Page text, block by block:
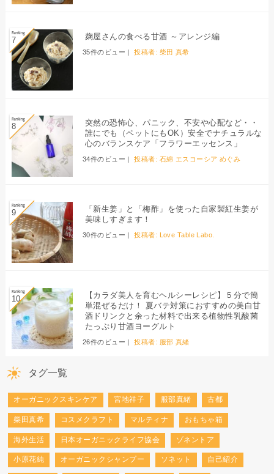
麹屋さんの食べる甘酒 ～アレンジ編
35件のビュー | 投稿者: 柴田 真希
突然の恐怖心、パニック、不安や心配など・・
誰にでも（ペットにもOK）安全でナチュラルな
心のバランスケア「フラワーエッセンス」
34件のビュー | 投稿者: 石綿 エスコーシア めぐみ
「新生姜」と「梅酢」を使った自家製紅生姜が
美味しすぎます！
30件のビュー | 投稿者: Love Table Labo.
【カラダ美人を育むヘルシーレシピ】５分で簡
単混ぜるだけ！ 夏バテ対策におすすめの美白甘
酒ドリンクと余った材料で出来る植物性乳酸菌
たっぷり甘酒ヨーグルト
26件のビュー | 投稿者: 服部 真緒
タグ一覧
オーガニックスキンケア 宮地祥子 服部真緒 古都
柴田真希 コスメクラフト マルティナ おもちゃ箱
海外生活 日本オーガニックライフ協会 ゾネントア
小原花純 オーガニックシャンプー ソネット 自己紹介